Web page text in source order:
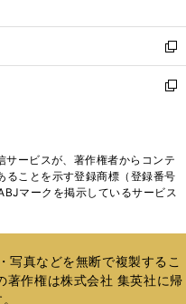
開
く
ウ
で
開
く
ン
ド
ウ
で
ウ
ィ
ン
ド
く
新
し
い
ド
ウ
で
新
ィ
ン
開
く
ービスが、著作権者からコンテ
ることを示す登録商標（登録番号
マークを掲示しているサービス
写真などを無断で複製するこ
著作権は株式会社 集英社に帰